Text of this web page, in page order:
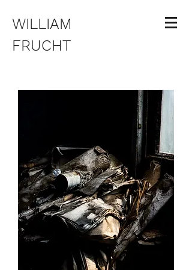
WILLIAM
FRUCHT